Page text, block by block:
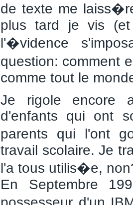
de texte me
plus tard je vis (et
l'�vidence
question: comment
comme tout le
Je rigole encore
d'enfants qui ont
parents qui l'ont
travail scolaire. Je
l'a tous utilis�e,
En Septembre